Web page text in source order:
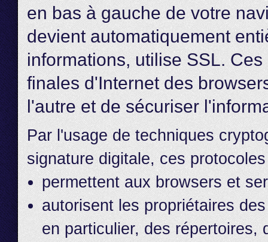
en bas à gauche de votre
devient automatiquement
informations, utilise SSL.
finales d'Internet des
l'autre et de sécuriser
Par l'usage de techniques
signature digitale, ces
permettent aux browsers et
autorisent les propriétaires
en particulier, des répertoires,